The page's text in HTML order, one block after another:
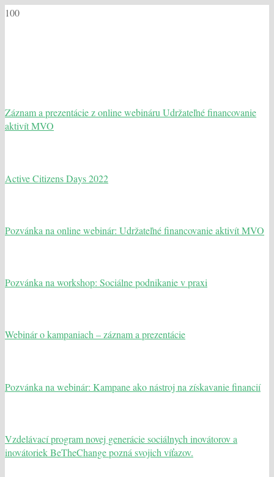
Záznam a prezentácie z online webináru Udržateľné financovanie
aktivít MVO
Active Citizens Days 2022
Pozvánka na online webinár: Udržateľné financovanie aktivít MVO
Pozvánka na workshop: Sociálne podnikanie v praxi
Webinár o kampaniach – záznam a prezentácie
Pozvánka na webinár: Kampane ako nástroj na získavanie financií
Vzdelávací program novej generácie sociálnych inovátorov a
inovátoriek BeTheChange pozná svojich víťazov.